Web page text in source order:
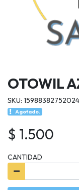
OTOWIL
SKU: 15988382752024
Agotado.
$ 1.500
CANTIDAD